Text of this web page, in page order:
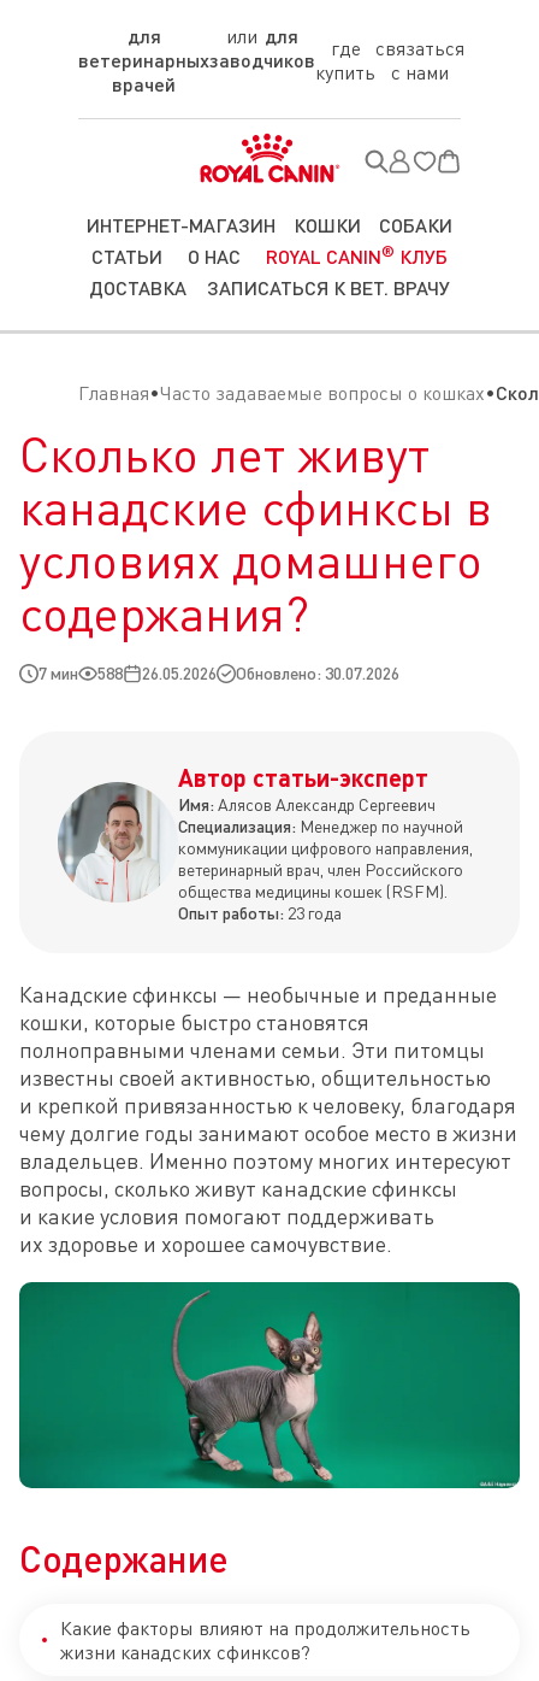
для
ветеринарных
врачей
для
заводчиков
где
купить
связаться
с нами
ИНТЕРНЕТ-МАГАЗИН КОШКИ
СОБАКИ
СТАТЬИ
О НАС ROYAL CANIN® КЛУБ
ДОСТАВКА
ЗАПИСАТЬСЯ К ВЕТ. ВРАЧУ
Главная Часто задаваемые вопросы о кошках
Сколько лет живут
канадские сфинксы в
условиях домашнего
содержания?
7 мин 588 26.05.2026 Обновлено: 30.07.2026
Автор статьи-эксперт
Имя: Алясов Александр Сергеевич
Специализация: Менеджер по научной
коммуникации цифрового направления,
ветеринарный врач, член Российского
общества медицины кошек (RSFM).
Опыт работы: 23 года
Канадские сфинксы — необычные и преданные
кошки, которые быстро становятся
полноправными членами семьи. Эти питомцы
известны своей активностью, общительностью
и крепкой привязанностью к человеку, благодаря
чему долгие годы занимают особое место в жизни
владельцев. Именно поэтому многих интересуют
вопросы, сколько живут канадские сфинксы
и какие условия помогают поддерживать
их здоровье и хорошее самочувствие.
Содержание
Какие факторы влияют на продолжительность
жизни канадских сфинксов?